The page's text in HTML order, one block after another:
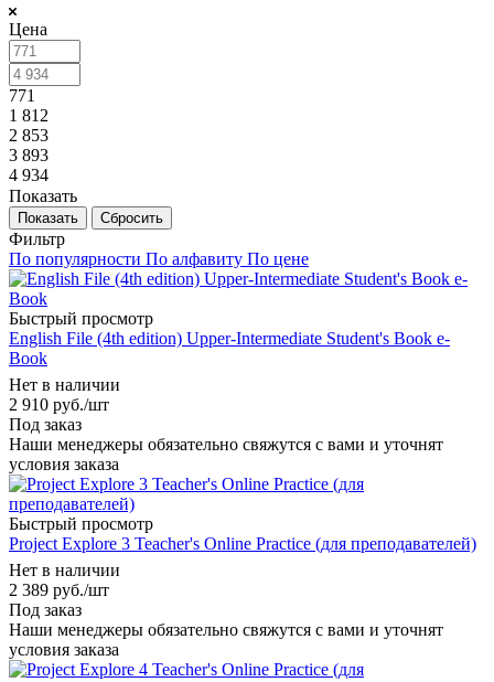
Цена
771
1 812
2 853
3 893
4 934
Показать
Сбросить
Фильтр
По популярности По алфавиту По цене
Быстрый просмотр
English File (4th edition) Upper-Intermediate Student's Book e-
Book
Нет в наличии
2 910 руб./шт
Под заказ
Наши менеджеры обязательно свяжутся с вами и уточнят
условия заказа
Быстрый просмотр
Project Explore 3 Teacher's Online Practice (для преподавателей)
Нет в наличии
2 389 руб./шт
Под заказ
Наши менеджеры обязательно свяжутся с вами и уточнят
условия заказа